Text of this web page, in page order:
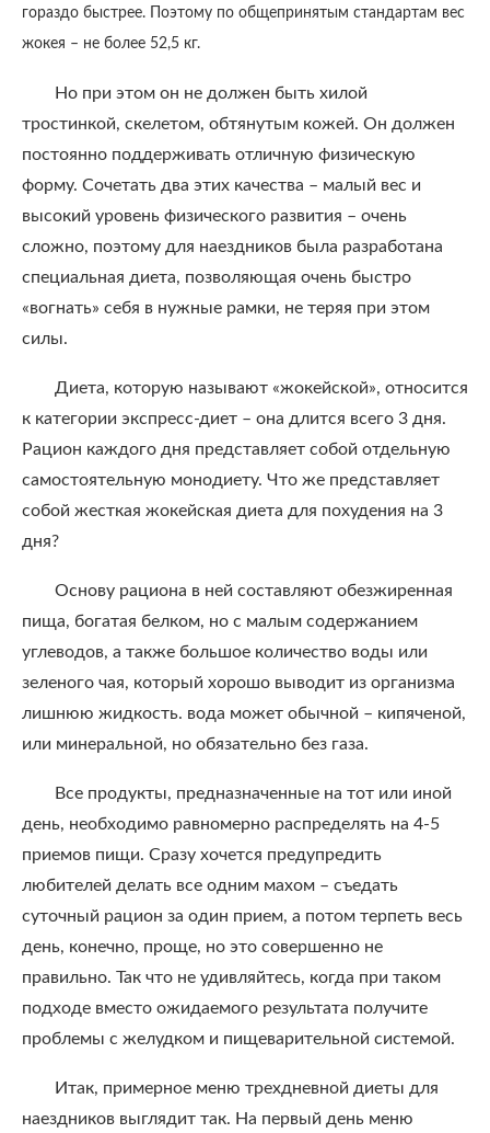
гораздо быстрее. Поэтому по общепринятым стандартам вес
жокея – не более 52,5 кг.
Но при этом он не должен быть хилой
тростинкой, скелетом, обтянутым кожей. Он должен
постоянно поддерживать отличную физическую
форму. Сочетать два этих качества – малый вес и
высокий уровень физического развития – очень
сложно, поэтому для наездников была разработана
специальная диета, позволяющая очень быстро
«вогнать» себя в нужные рамки, не теряя при этом
силы.
Диета, которую называют «жокейской», относится
к категории экспресс-диет – она длится всего 3 дня.
Рацион каждого дня представляет собой отдельную
самостоятельную монодиету. Что же представляет
собой жесткая жокейская диета для похудения на 3
дня?
Основу рациона в ней составляют обезжиренная
пища, богатая белком, но с малым содержанием
углеводов, а также большое количество воды или
зеленого чая, который хорошо выводит из организма
лишнюю жидкость. вода может обычной – кипяченой,
или минеральной, но обязательно без газа.
Все продукты, предназначенные на тот или иной
день, необходимо равномерно распределять на 4-5
приемов пищи. Сразу хочется предупредить
любителей делать все одним махом – съедать
суточный рацион за один прием, а потом терпеть весь
день, конечно, проще, но это совершенно не
правильно. Так что не удивляйтесь, когда при таком
подходе вместо ожидаемого результата получите
проблемы с желудком и пищеварительной системой.
Итак, примерное меню трехдневной диеты для
наездников выглядит так. На первый день меню